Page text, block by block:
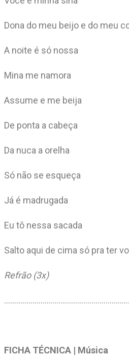
Dona do meu beijo e do meu
A noite é só nossa
Mina me namora
Assume e me beija
De ponta a cabeça
Da nuca a orelha
Só não se esqueça
Já é madrugada
Eu tô nessa sacada
Salto aqui de cima só pra ter
Refrão (3x)
FICHA TÉCNICA | Música